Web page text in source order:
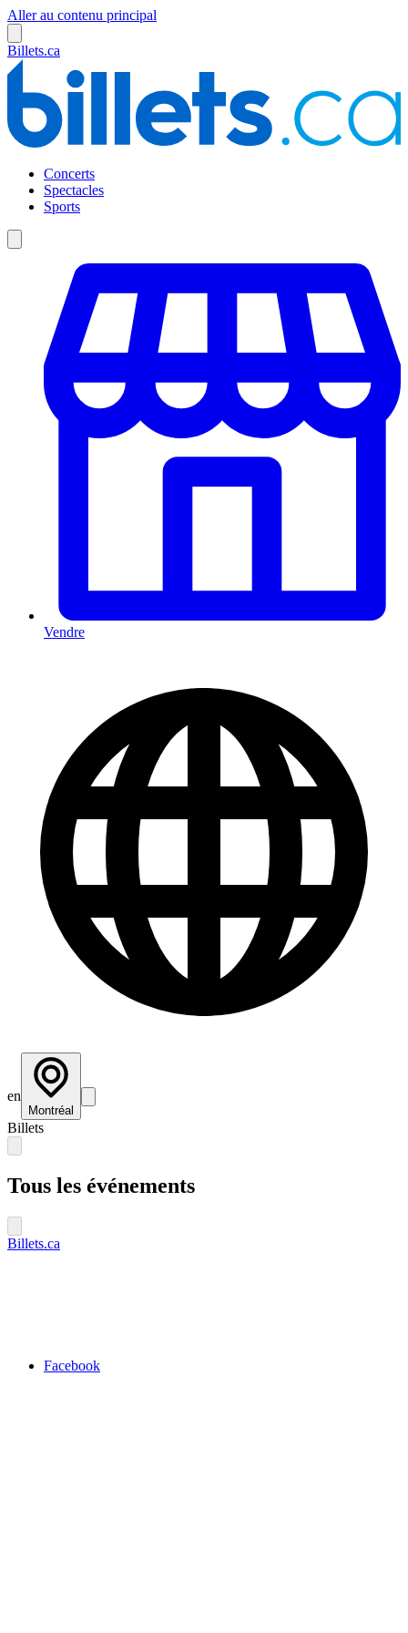
Aller au contenu principal
Billets.ca
Concerts
Spectacles
Sports
Vendre
en
Montréal
Billets
Tous les événements
Billets.ca
Facebook